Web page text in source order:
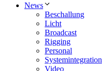
News
Beschallung
Licht
Broadcast
Rigging
Personal
Systemintegration
Video